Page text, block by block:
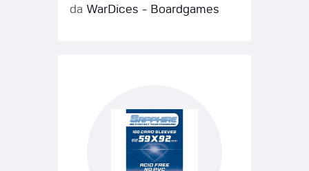
da WarDices - Boardgames